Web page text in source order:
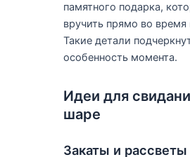
памятного подарка,
вручить прямо во время
Такие детали
особенность момента.
Идеи для
шаре
Закаты и рассветы